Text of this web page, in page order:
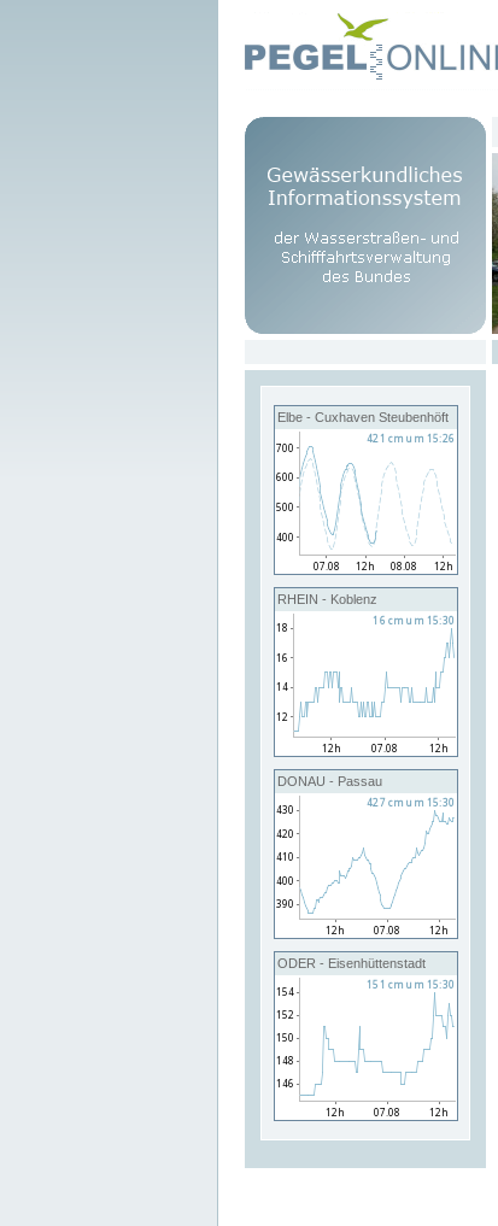
Elbe - Cuxhaven Steubenhöft
RHEIN - Koblenz
DONAU - Passau
ODER - Eisenhüttenstadt